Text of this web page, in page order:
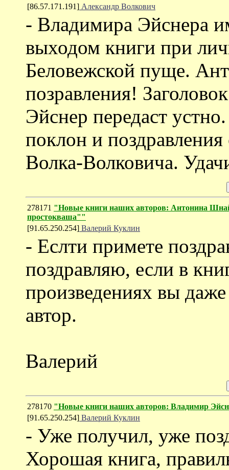
[86.57.171.191] Александр Волкович
- Владимира Эйснера
выходом книги при
Беловежской пуще.
позравления!
Эйснер передаст
поклон и
Волка-Волковича.
278171 "Новые книги наших авторов: Антонина
простокваша""
[91.65.250.254] Валерий Куклин
- Еслти примете
поздравляю, если в
произведениях вы
автор.
Валерий
278170 "Новые книги наших авторов: Владимир
[91.65.250.254] Валерий Куклин
- Уже получил, уже
Хорошая книга,